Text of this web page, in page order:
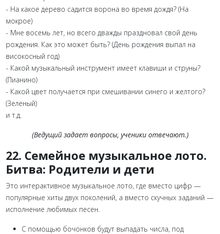
- На какое дерево садится ворона во время дождя? (На
мокрое)
- Мне восемь лет, но всего дважды праздновал свой день
рождения. Как это может быть? (День рождения выпал на
високосный год)
- Какой музыкальный инструмент имеет клавиши и струны?
(Пианино)
- Какой цвет получается при смешивании синего и желтого?
(Зеленый)
и т.д.
(Ведущий задает вопросы, ученики отвечают.)
22. Семейное музыкальное лото.
Битва: Родители и дети
Это интерактивное музыкальное лото, где вместо цифр —
популярные хиты двух поколений, а вместо скучных заданий —
исполнение любимых песен.
С помощью бочонков будут выпадать числа, под